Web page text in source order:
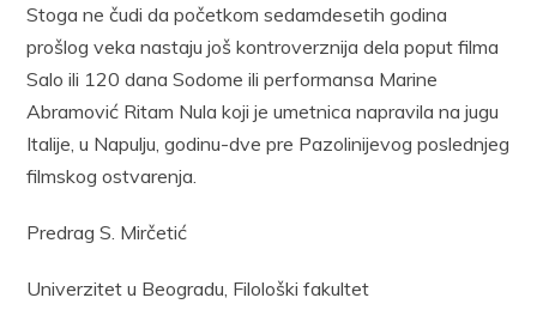
Stoga ne čudi da početkom sedamdesetih godina
prošlog veka nastaju još kontroverznija dela poput filma
Salo ili 120 dana Sodome ili performansa Marine
Abramović Ritam Nula koji je umetnica napravila na jugu
Italije, u Napulju, godinu-dve pre Pazolinijevog poslednjeg
filmskog ostvarenja.
Predrag S. Mirčetić
Univerzitet u Beogradu, Filološki fakultet